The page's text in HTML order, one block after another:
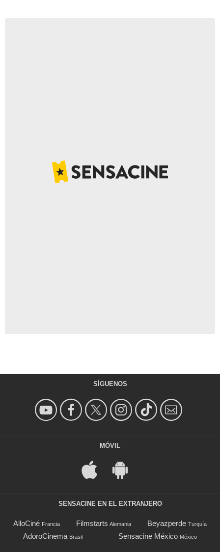
SÍGUENOS
MÓVIL
SENSACINE EN EL EXTRANJERO
AlloCiné Francia Filmstarts Alemania Beyazperde Turquía
AdoroCinema Brasil Sensacine México México